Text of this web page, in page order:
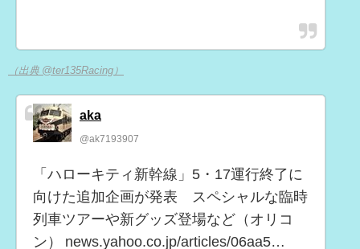
（出典 @ter135Racing）
aka
@ak7193907
「ハローキティ新幹線」5・17運行終了に
向けた追加企画が発表 スペシャルな臨時
列車ツアーや新グッズ登場など（オリコ
ン） news.yahoo.co.jp/articles/06aa5…